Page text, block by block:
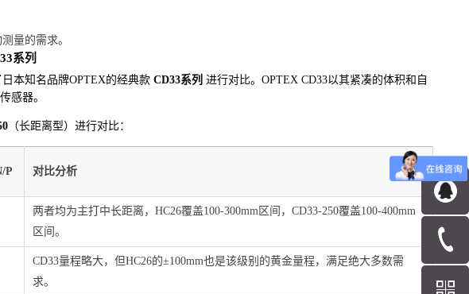
量的需求。
系列
本知名品牌OPTEX的经典款 CD33系列 进行对比。OPTEX CD33以其紧凑的体积和自
感器。
（长距离型）进行对比：
P 对比分析
两者均为主打中长距离，HC26覆盖100-300mm区间，CD33-250覆盖100-400mm
区间。
CD33量程略大，但HC26的±100mm也是该级别的黄金量程，满足绝大多数需
求。